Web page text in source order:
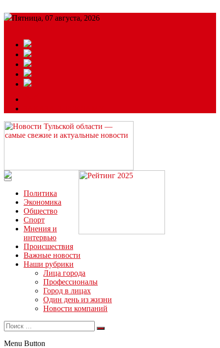
Пятница, 07 августа, 2026
Читайте последние новости дня в Тульской области на сайте
“ЗаНовомосковск”
Политика
Экономика
Общество
Спорт
Мнения и
интервью
Происшествия
Важные новости
Наши рубрики
Лица города
Профессионалы
Город в лицах
Один день из жизни
Новости компаний
Menu Button